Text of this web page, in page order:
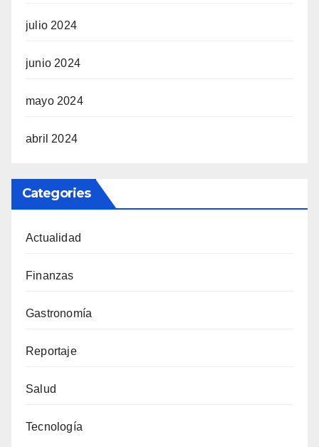
julio 2024
junio 2024
mayo 2024
abril 2024
Categories
Actualidad
Finanzas
Gastronomía
Reportaje
Salud
Tecnología